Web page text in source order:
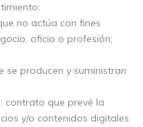
no actúa con fines
oficio o profesión;
se producen y suministran
contrato que prevé la
y/o contenidos digitales